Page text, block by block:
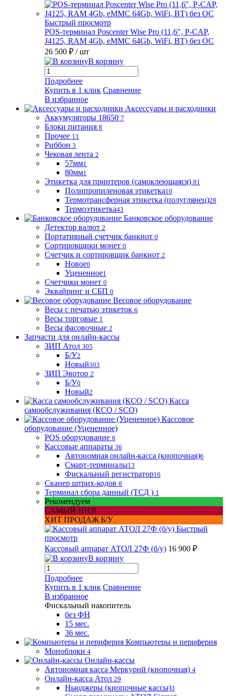
Быстрый просмотр
POS-терминал Poscenter Wise Pro (11,6", P-CAP,
J4125, RAM 4Gb, eMMC 64Gb, WiFi, BT) без ОС
26 500 ₽ / шт
В корзину
Подробнее
Купить в 1 клик Сравнение
В избранное
Аксессуары и расходники
Аккумуляторы 18650 7
Блоки питания 8
Прочее 11
Риббон 3
Чековая лента 2
57мм1
80мм1
Этикетка для принтеров (самоклеющаяся) 81
Полипропиленовая этикетка10
Термотрансферная этикетка (полуглянец)28
Термоэтикетка43
Банковское оборудование
Детектор валют 2
Портативный счетчик банкнот 0
Сортировщики монет 0
Счетчик и сортировщик банкнот 2
Новое0
Уцененное1
Счетчики монет 0
Эквайринг и СБП 0
Весовое оборудование
Весы с печатью этикеток 6
Весы торговые 1
Весы фасовочные 2
Запчасти для онлайн-кассы
ЗИП Атол 305
Б/У2
Новый303
ЗИП Эвотор 2
Б/У0
Новый2
Касса
самообслуживания (КСО / SCO)
Кассовое
оборудование (Уцененное)
POS оборудование 6
Кассовые аппараты 36
Автономная онлайн-касса (кнопочная)6
Смарт-терминалы13
Фискальный регистратор16
Сканер штрих-кодов 8
Терминал сбора данный (ТСД ) 1
Рекомендуем
САМЫЙ НИЗ!
ХИТ ПРОДАЖ Б/У
Быстрый
просмотр
Кассовый аппарат АТОЛ 27Ф (б/у) 16 900 ₽
В корзину
Подробнее
Купить в 1 клик Сравнение
В избранное
Фискальный накопитель
без ФН
15 мес.
36 мес.
Компьютеры и периферия
Моноблоки 4
Онлайн-кассы
Автономная касса Меркурий (кнопочная) 4
Онлайн-касса Атол 29
Ньюджеры (кнопочные кассы)3